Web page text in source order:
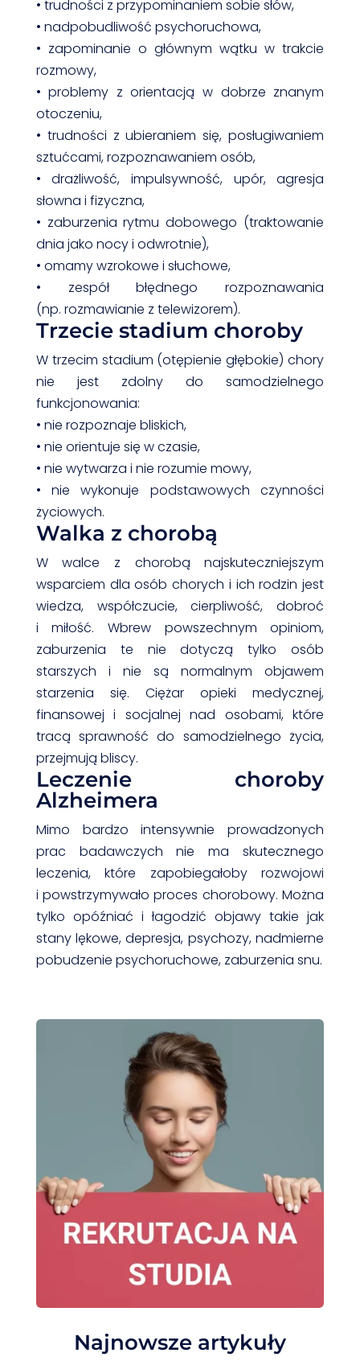
• trudności z przypominaniem sobie słów,
• nadpobudliwość psychoruchowa,
• zapominanie o głównym wątku w trakcie
rozmowy,
• problemy z orientacją w dobrze znanym
otoczeniu,
• trudności z ubieraniem się, posługiwaniem
sztućcami, rozpoznawaniem osób,
• drażliwość, impulsywność, upór, agresja
słowna i fizyczna,
• zaburzenia rytmu dobowego (traktowanie
dnia jako nocy i odwrotnie),
• omamy wzrokowe i słuchowe,
• zespół błędnego rozpoznawania
(np. rozmawianie z telewizorem).
Trzecie stadium choroby
W trzecim stadium (otępienie głębokie) chory
nie jest zdolny do samodzielnego
funkcjonowania:
• nie rozpoznaje bliskich,
• nie orientuje się w czasie,
• nie wytwarza i nie rozumie mowy,
• nie wykonuje podstawowych czynności
życiowych.
Walka z chorobą
W walce z chorobą najskuteczniejszym
wsparciem dla osób chorych i ich rodzin jest
wiedza, współczucie, cierpliwość, dobroć
i miłość. Wbrew powszechnym opiniom,
zaburzenia te nie dotyczą tylko osób
starszych i nie są normalnym objawem
starzenia się. Ciężar opieki medycznej,
finansowej i socjalnej nad osobami, które
tracą sprawność do samodzielnego życia,
przejmują bliscy.
Leczenie choroby
Alzheimera
Mimo bardzo intensywnie prowadzonych
prac badawczych nie ma skutecznego
leczenia, które zapobiegałoby rozwojowi
i powstrzymywało proces chorobowy. Można
tylko opóźniać i łagodzić objawy takie jak
stany lękowe, depresja, psychozy, nadmierne
pobudzenie psychoruchowe, zaburzenia snu.
Najnowsze artykuły